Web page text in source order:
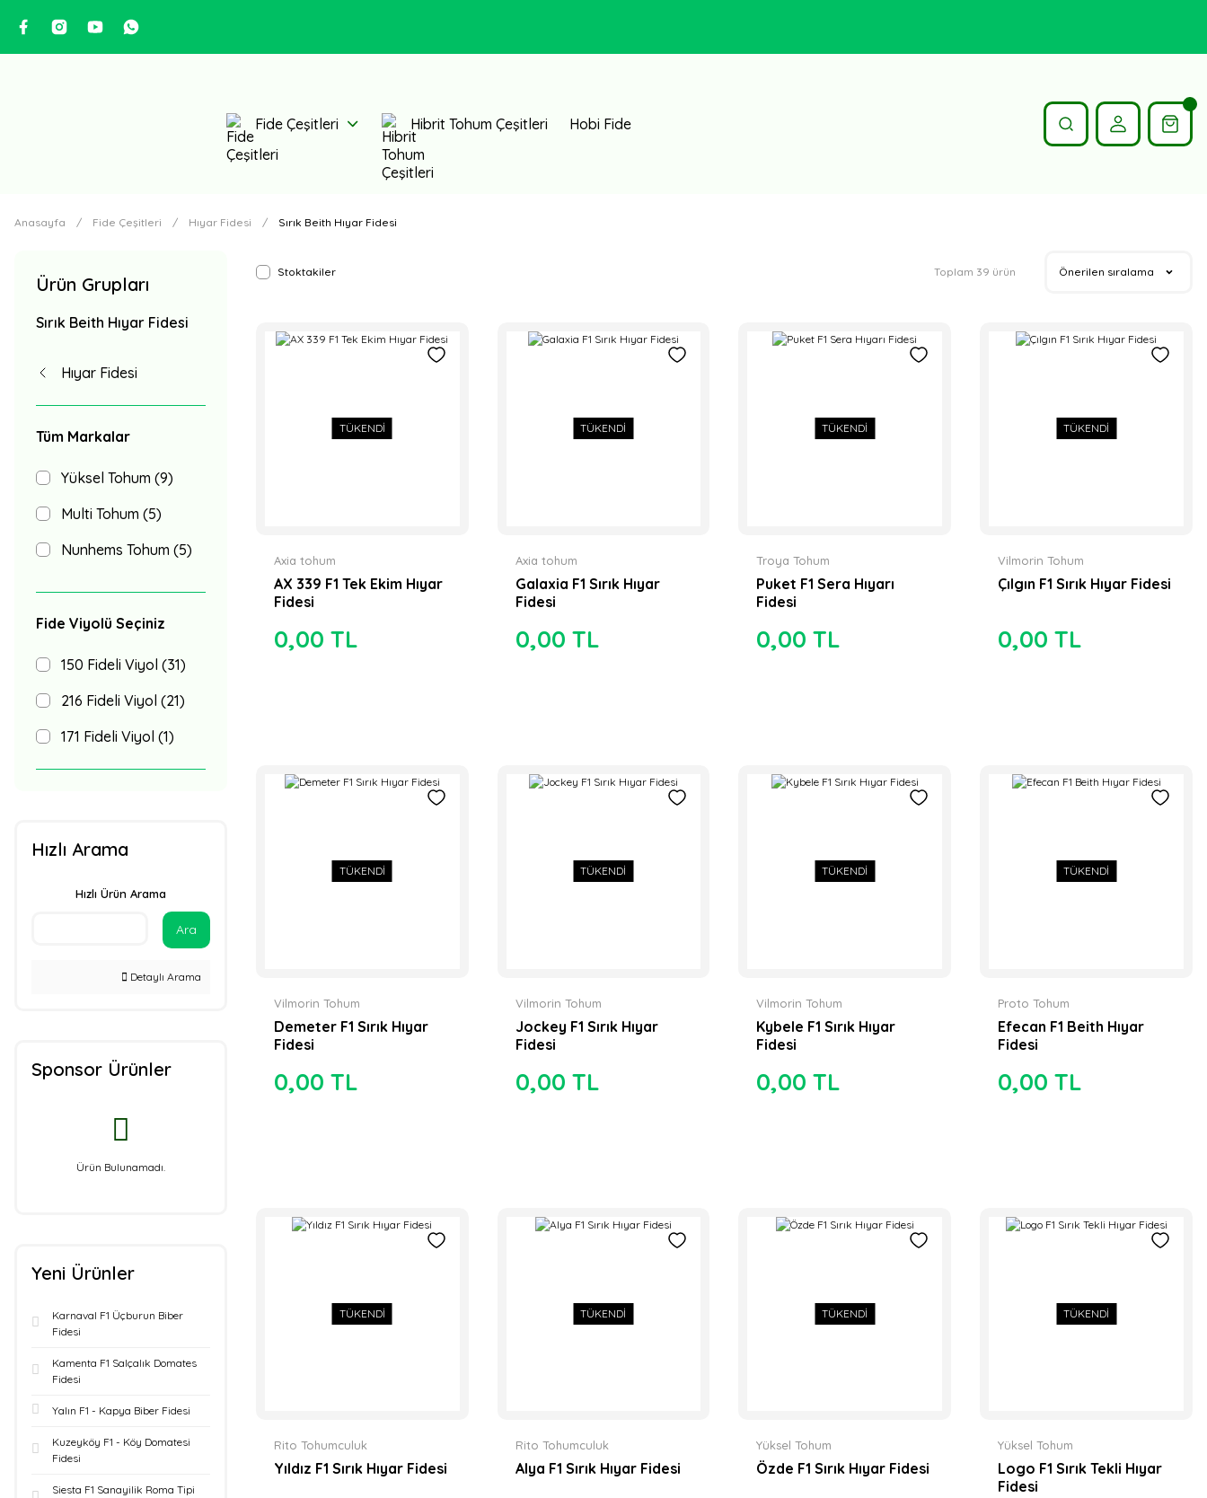
Fide Çeşitleri Hibrit Tohum Çeşitleri Hobi Fide
Anasayfa Fide Çeşitleri Hıyar Fidesi Sırık Beith Hıyar Fidesi
Ürün Grupları
Sırık Beith Hıyar Fidesi
Hıyar Fidesi
Tüm Markalar
Yüksel Tohum (9)
Multi Tohum (5)
Nunhems Tohum (5)
Altın Tohum (3)
Axia tohum (3)
Bejo Tohum
Lider Tohum (1)
Proto Tohum (1)
Fide Viyolü Seçiniz
150 Fideli Viyol (31)
216 Fideli Viyol (21)
171 Fideli Viyol (1)
Hızlı Arama
Hızlı Ürün Arama
Ara
Detaylı Arama
Sponsor Ürünler
Ürün Bulunamadı.
Yeni Ürünler
Karnaval F1 Üçburun Biber
Fidesi
Kamenta F1 Salçalık Domates
Fidesi
Yalın F1 - Kapya Biber Fidesi
Kuzeyköy F1 - Köy Domatesi
Fidesi
Siesta F1 Sanayilik Roma Tipi
Stoktakiler Toplam 39 ürün
TÜKENDİ
Axia tohum
AX 339 F1 Tek Ekim Hıyar
Fidesi
0,00 TL
TÜKENDİ
Axia tohum
Galaxia F1 Sırık Hıyar
Fidesi
0,00 TL
TÜKENDİ
Troya Tohum
Puket F1 Sera Hıyarı
Fidesi
0,00 TL
TÜKENDİ
Vilmorin Tohum
Çılgın F1 Sırık Hıyar Fidesi
0,00 TL
TÜKENDİ
Vilmorin Tohum
Demeter F1 Sırık Hıyar
Fidesi
0,00 TL
TÜKENDİ
Vilmorin Tohum
Jockey F1 Sırık Hıyar
Fidesi
0,00 TL
TÜKENDİ
Vilmorin Tohum
Kybele F1 Sırık Hıyar
Fidesi
0,00 TL
TÜKENDİ
Proto Tohum
Efecan F1 Beith Hıyar
Fidesi
0,00 TL
TÜKENDİ
Rito Tohumculuk
Yıldız F1 Sırık Hıyar Fidesi
TÜKENDİ
Rito Tohumculuk
Alya F1 Sırık Hıyar Fidesi
TÜKENDİ
Yüksel Tohum
Özde F1 Sırık Hıyar Fidesi
TÜKENDİ
Yüksel Tohum
Logo F1 Sırık Tekli Hıyar
Fidesi